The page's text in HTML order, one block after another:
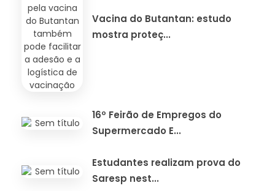
Vacina do Butantan: estudo
mostra proteç...
16º Feirão de Empregos do
Supermercado E...
Estudantes realizam prova do
Saresp nest...